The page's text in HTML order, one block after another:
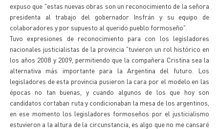
expuso que "estas nuevas obras son un reconocimiento de la señora
presidenta al trabajo del gobernador Insfrán y su equipo de
colaboradores y por supuesto al querido pueblo formoseño".
Tuvo expresiones de reconocimiento para con los legisladores
nacionales justicialistas de la provincia "tuvieron un rol histórico en
los años 2008 y 2009, permitiendo que la compañera Cristina sea la
alternativa más importante para la Argentina del futuro. Los
legisladores de esta provincia pusieron la cara por el modelo en las
épocas no tan buenas, y cuando algunos de los que hoy son
candidatos cortaban ruta y condicionaban la mesa de los argentinos,
en ese momento los legisladores formoseños por el justicialismo
estuvieron a la altura de la circunstancia, es algo que no me cansaré